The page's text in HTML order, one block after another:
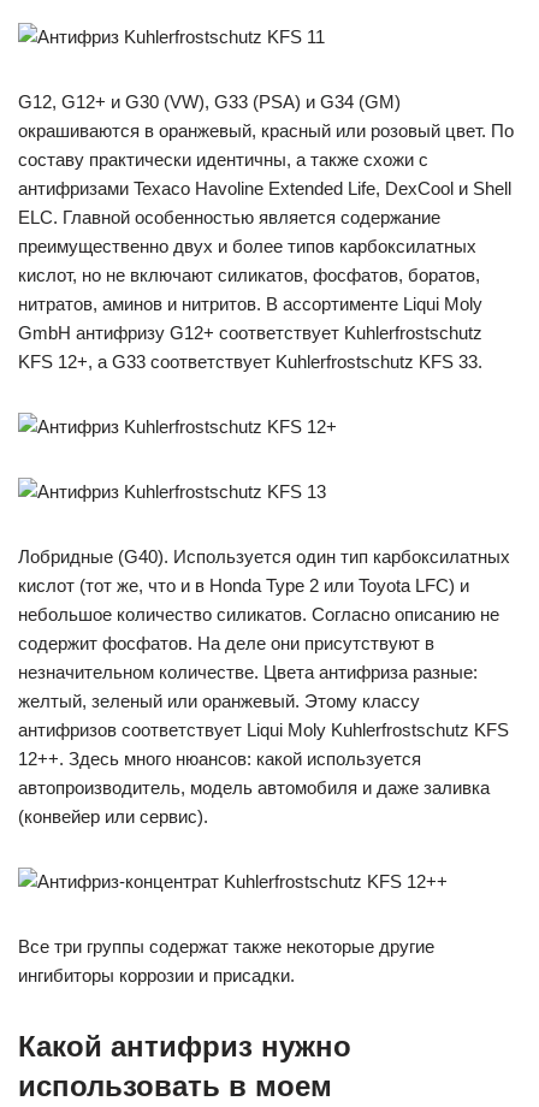
G12, G12+ и G30 (VW), G33 (PSA) и G34 (GM)
окрашиваются в оранжевый, красный или розовый цвет. По
составу практически идентичны, а также схожи с
антифризами Texaco Havoline Extended Life, DexCool и Shell
ELC. Главной особенностью является содержание
преимущественно двух и более типов карбоксилатных
кислот, но не включают силикатов, фосфатов, боратов,
нитратов, аминов и нитритов. В ассортименте Liqui Moly
GmbH антифризу G12+ соответствует Kuhlerfrostschutz
KFS 12+, а G33 соответствует Kuhlerfrostschutz KFS 33.
Лобридные (G40). Используется один тип карбоксилатных
кислот (тот же, что и в Honda Type 2 или Toyota LFC) и
небольшое количество силикатов. Согласно описанию не
содержит фосфатов. На деле они присутствуют в
незначительном количестве. Цвета антифриза разные:
желтый, зеленый или оранжевый. Этому классу
антифризов соответствует Liqui Moly Kuhlerfrostschutz KFS
12++. Здесь много нюансов: какой используется
автопроизводитель, модель автомобиля и даже заливка
(конвейер или сервис).
Все три группы содержат также некоторые другие
ингибиторы коррозии и присадки.
Какой антифриз нужно
использовать в моем